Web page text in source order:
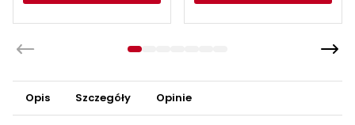
Opis Szczegóły Opinie